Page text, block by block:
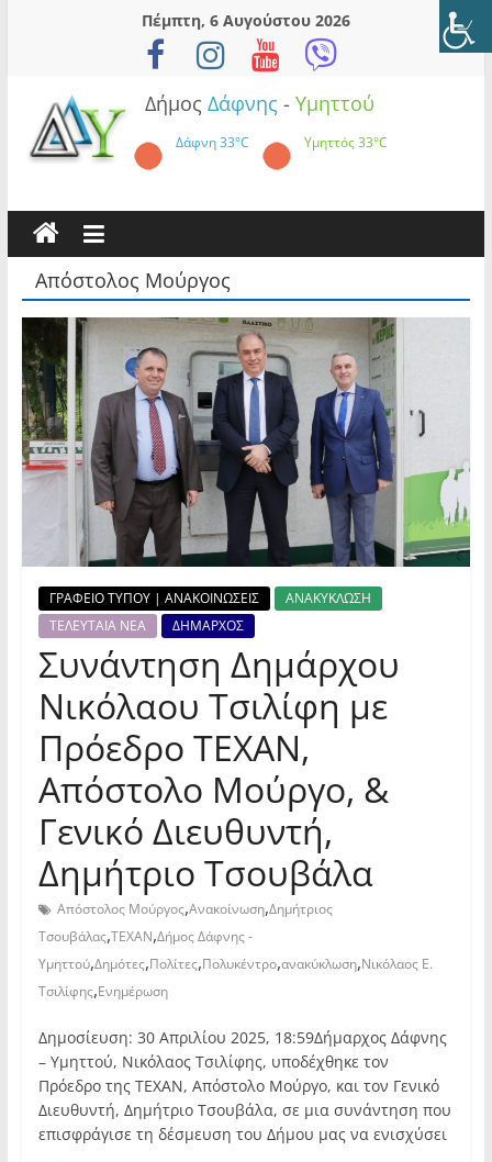
Πέμπτη, 6 Αυγούστου 2026
Δήμος Δάφνης - Υμηττού
Δάφνη33°C Υμηττός33°C
Απόστολος Μούργος
ΓΡΑΦΕΙΟ ΤΥΠΟΥ | ΑΝΑΚΟΙΝΩΣΕΙΣ
ΑΝΑΚΥΚΛΩΣΗ
ΤΕΛΕΥΤΑΙΑ ΝΕΑ
ΔΗΜΑΡΧΟΣ
Συνάντηση Δημάρχου
Νικόλαου Τσιλίφη με
Πρόεδρο ΤΕΧΑΝ,
Απόστολο Μούργο, &
Γενικό Διευθυντή,
Δημήτριο Τσουβάλα
Απόστολος Μούργος,Ανακοίνωση,Δημήτριος
Τσουβάλας,TEXAN,Δήμος Δάφνης -
Υμηττού,Δημότες,Πολίτες,Πολυκέντρο,ανακύκλωση,Νικόλαος Ε.
Τσιλίφης,Ενημέρωση
Δημοσίευση: 30 Απριλίου 2025, 18:59Δήμαρχος Δάφνης
– Υμηττού, Νικόλαος Τσιλίφης, υποδέχθηκε τον
Πρόεδρο της ΤΕΧΑΝ, Απόστολο Μούργο, και τον Γενικό
Διευθυντή, Δημήτριο Τσουβάλα, σε μια συνάντηση που
επισφράγισε τη δέσμευση του Δήμου μας να ενισχύσει